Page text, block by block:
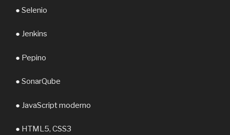
● Selenio
● Jenkins
● Pepino
● SonarQube
● JavaScript moderno
● HTML5, CSS3